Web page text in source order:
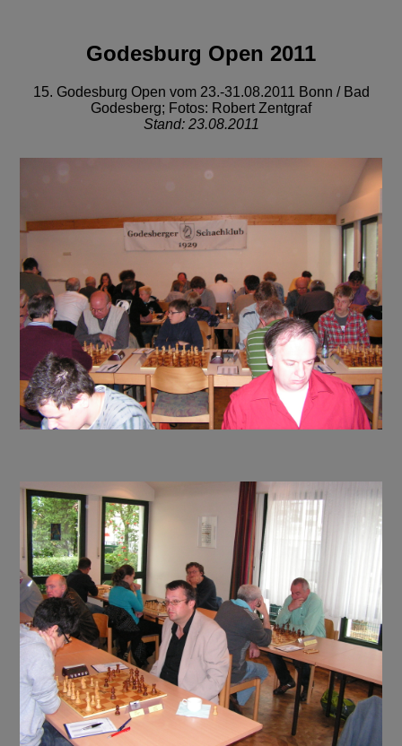
Godesburg Open 2011
15. Godesburg Open vom 23.-31.08.2011 Bonn / Bad
Godesberg; Fotos: Robert Zentgraf
Stand: 23.08.2011